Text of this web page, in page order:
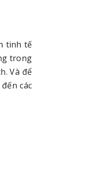
tinh tế
trong
Và để
các